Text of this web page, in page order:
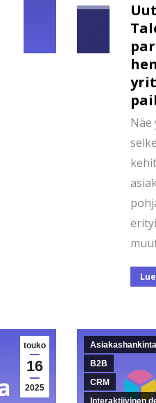
Näe
touko
16
2025
B2B
CRM
Interaktiivinen